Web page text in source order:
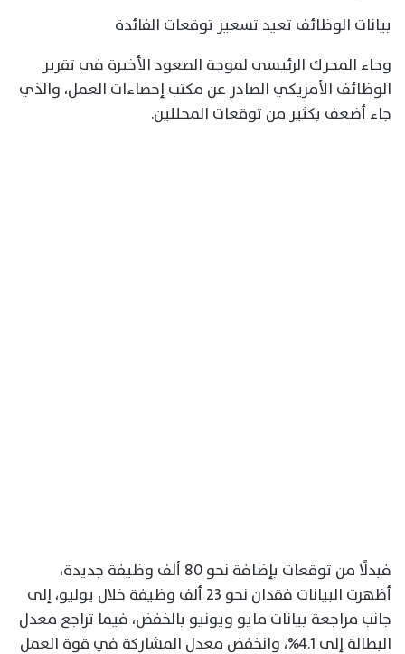
بيانات الوظائف تعيد تسعير توقعات الفائدة
وجاء المحرك الرئيسي لموجة الصعود الأخيرة في تقرير
الوظائف الأمريكي الصادر عن مكتب إحصاءات العمل، والذي
جاء أضعف بكثير من توقعات المحللين.
فبدلًا من توقعات بإضافة نحو 80 ألف وظيفة جديدة،
أظهرت البيانات فقدان نحو 23 ألف وظيفة خلال يوليو، إلى
جانب مراجعة بيانات مايو ويونيو بالخفض، فيما تراجع معدل
البطالة إلى 4.1%، وانخفض معدل المشاركة في قوة العمل